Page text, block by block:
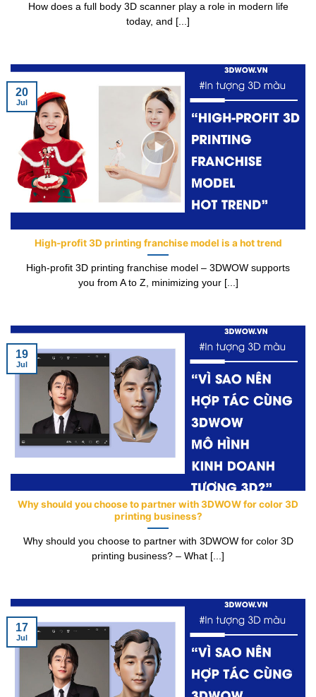
How does a full body 3D scanner play a role in modern life
today, and [...]
High-profit 3D printing franchise model is a hot trend
High-profit 3D printing franchise model – 3DWOW supports
you from A to Z, minimizing your [...]
20
Jul
Why should you choose to partner with 3DWOW for color 3D
printing business?
Why should you choose to partner with 3DWOW for color 3D
printing business? – What [...]
19
Jul
17
Jul